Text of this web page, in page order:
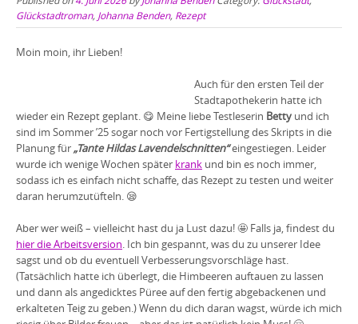
Glückstadtroman, Johanna Benden, Rezept
Moin moin, ihr Lieben!
Auch für den ersten Teil der
Stadtapothekerin hatte ich
wieder ein Rezept geplant. 😋 Meine liebe Testleserin Betty und ich
sind im Sommer ’25 sogar noch vor Fertigstellung des Skripts in die
Planung für„Tante Hildas Lavendelschnitten“eingestiegen. Leider
wurde ich wenige Wochen später krank und bin es noch immer,
sodass ich es einfach nicht schaffe, das Rezept zu testen und weiter
daran herumzutüfteln. 😪
Aber wer weiß – vielleicht hast du ja Lust dazu! 🤩 Falls ja, findest du
hier die Arbeitsversion. Ich bin gespannt, was du zu unserer Idee
sagst und ob du eventuell Verbesserungsvorschläge hast.
(Tatsächlich hatte ich überlegt, die Himbeeren auftauen zu lassen
und dann als angedicktes Püree auf den fertig abgebackenen und
erkalteten Teig zu geben.) Wenn du dich daran wagst, würde ich mich